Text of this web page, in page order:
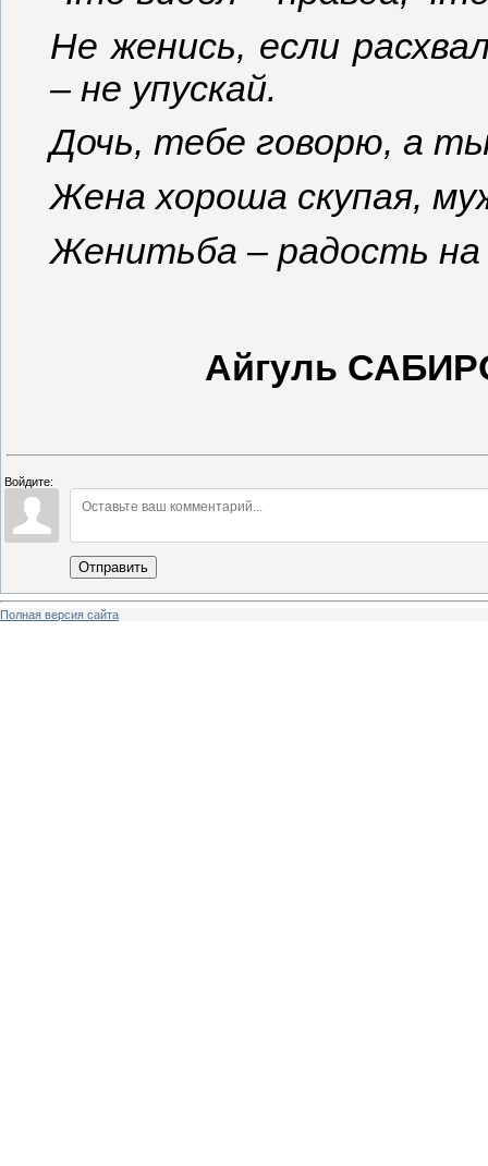
Не женись, если
– не упускай.
Дочь, тебе говорю, а
Жена хороша скупая,
Женитьба – радость на
Айгуль
Войдите:
Отправить
Полная версия сайта